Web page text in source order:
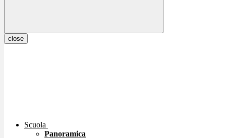
close
Scuola
Panoramica